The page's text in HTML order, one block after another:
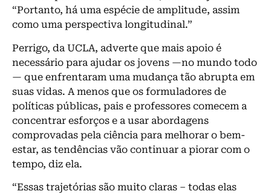
“Portanto, há uma espécie de amplitude, assim
como uma perspectiva longitudinal.”
Perrigo, da UCLA, adverte que mais apoio é
necessário para ajudar os jovens —no mundo todo
— que enfrentaram uma mudança tão abrupta em
suas vidas. A menos que os formuladores de
políticas públicas, pais e professores comecem a
concentrar esforços e a usar abordagens
comprovadas pela ciência para melhorar o bem-
estar, as tendências vão continuar a piorar com o
tempo, diz ela.
“Essas trajetórias são muito claras – todas elas